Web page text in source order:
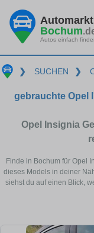
Automarkt
Bochum
Autos einfach
❯ SUCHEN ❯
gebrauchte Opel
Opel Insignia
Finde in Bochum für Opel
dieses Models in deiner
siehst du auf einen Blick,